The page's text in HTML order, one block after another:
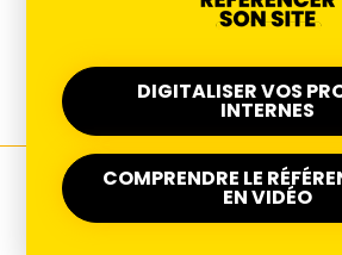
DIGITALISER VOS
INTERNES
COMPRENDRE LE
EN VIDÉO